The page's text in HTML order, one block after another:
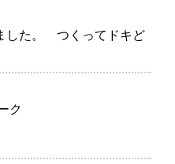
した。 つくってドキど
ク